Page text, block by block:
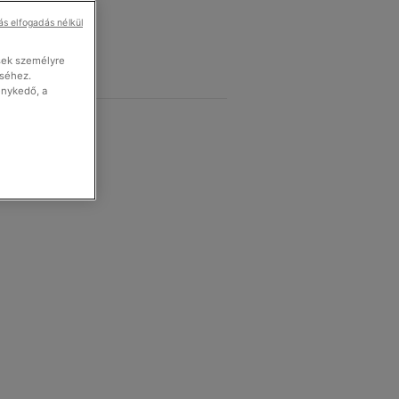
személyre
a
elfogadás nélkül